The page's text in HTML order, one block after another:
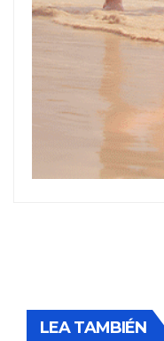
LEA TAMBIÉN